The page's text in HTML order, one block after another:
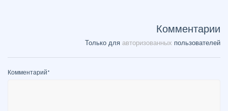
Комментарии
Только для авторизованных пользователей
Комментарий*